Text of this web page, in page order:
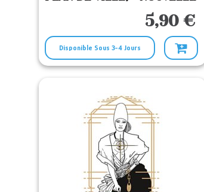
5,90 €
Disponible Sous 3-4 Jours